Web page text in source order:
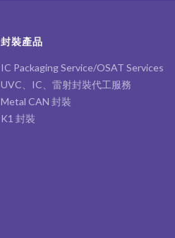
封裝產品
IC Packaging Service/OSAT Services
UVC、IC、雷射封裝代工服務
Metal CAN 封裝
K1 封裝